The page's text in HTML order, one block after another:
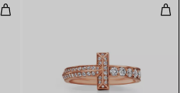
Anello T1 in oro giallo con